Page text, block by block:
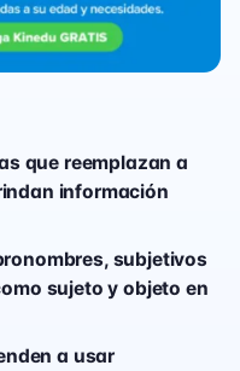
que reemplazan a
información
subjetivos
sujeto y objeto en
a usar